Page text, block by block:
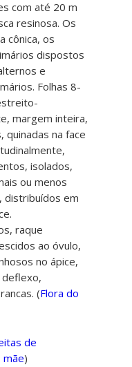
com até 20 m
resinosa. Os
cônica, os
dispostos
e
Folhas 8-
margem inteira,
quinadas na face
isolados,
ou menos
distribuídos em
raque
ao óvulo,
no ápice,
deflexo,
(Flora do
de
mãe)